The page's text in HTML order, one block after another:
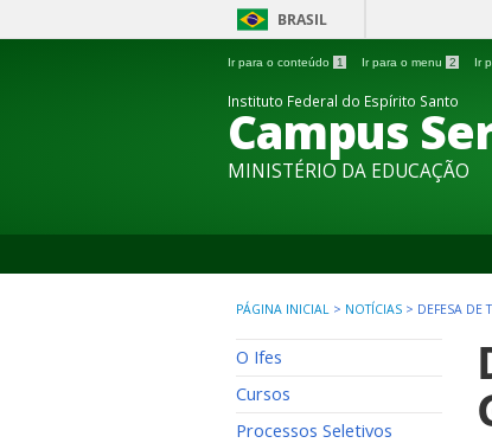
BRASIL
Ir para o conteúdo 1 Ir para o menu 2 Ir
Instituto Federal do Espírito Santo
Campus
MINISTÉRIO DA EDUCAÇÃO
PÁGINA INICIAL > NOTÍCIAS > DEFESA DE
O Ifes
Cursos
Processos Seletivos